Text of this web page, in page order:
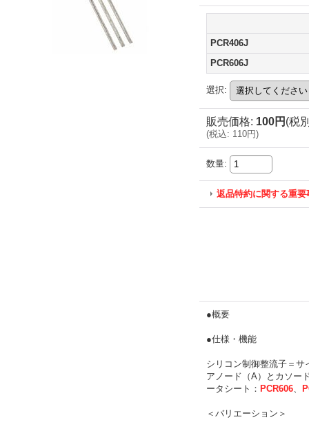
PCR406J
PCR606J
選択:
販売価格: 100円 (税
(税込: 110円)
数量:
返品特約に関する重要
●概要
●仕様・機能
シリコン制御整流子＝
アノード（A）とカソー
ータシート： PCR606、
＜バリエーション＞